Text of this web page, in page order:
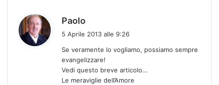
Paolo
e
t
t
5 Aprile 2013 alle 9:26
Se veramente lo vogliamo, possiamo sempre
evangelizzare!
Vedi questo breve articolo…
Le meraviglie dell’Amore